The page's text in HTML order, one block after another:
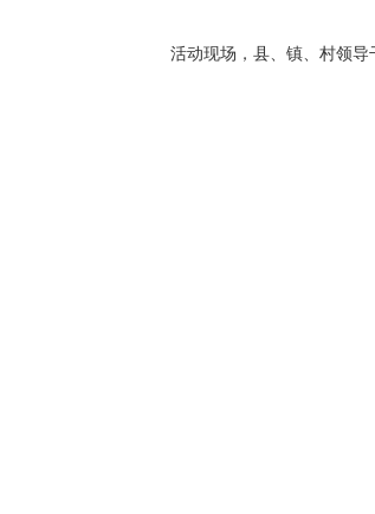
活动现场，县、镇、村领